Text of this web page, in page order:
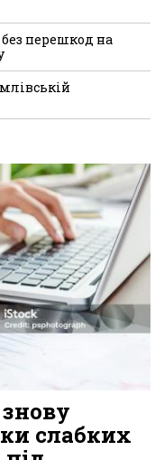
перешкод на
слабких